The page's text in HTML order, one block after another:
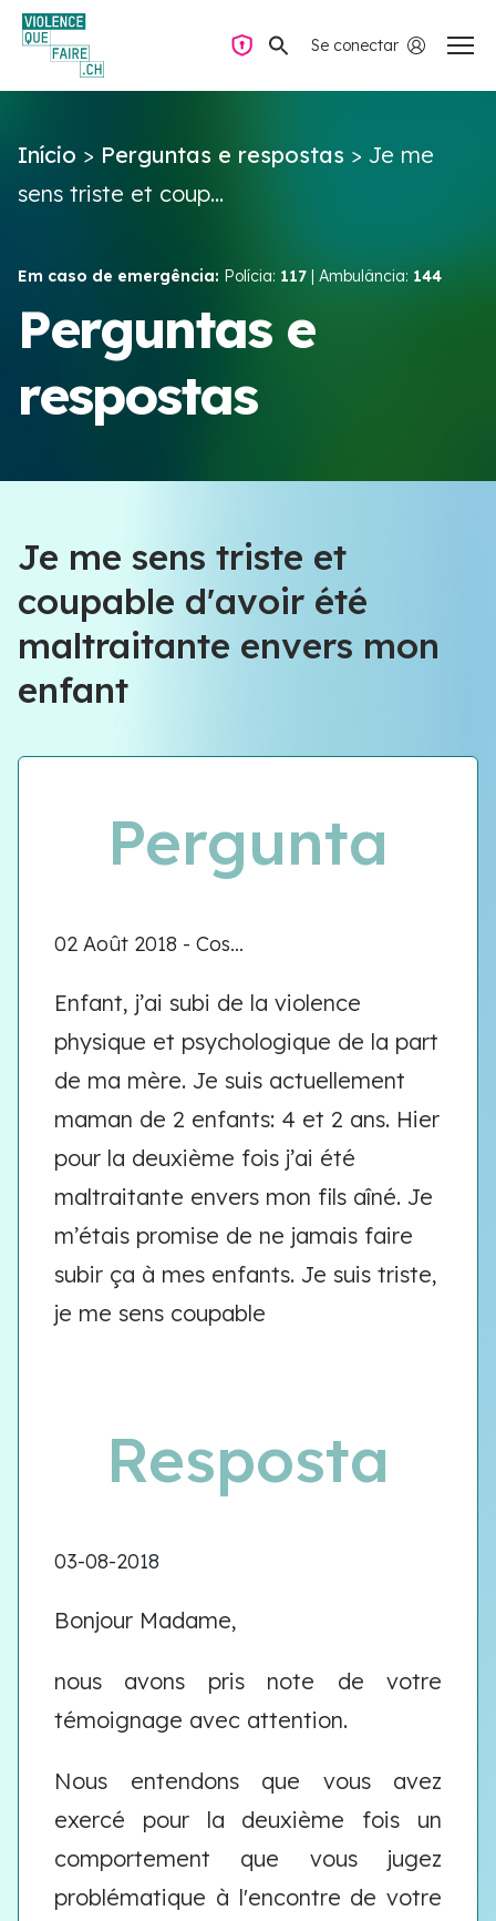
Se conectar
Perguntas e respostas
Violência no casal
Recursos e campanhas
Équipe VIOLENCE QUE FAIRE
Meet our team
Navegação privada
Início > Perguntas e respostas > Je me
sens triste et coup...
Em caso de emergência: Polícia: 117 | Ambulância: 144
Perguntas e
respostas
Je me sens triste et
coupable d'avoir été
maltraitante envers mon
enfant
Pergunta
02 Août 2018 - Cos...
Enfant, j’ai subi de la violence
physique et psychologique de la part
de ma mère. Je suis actuellement
maman de 2 enfants: 4 et 2 ans. Hier
pour la deuxième fois j’ai été
maltraitante envers mon fils aîné. Je
m’étais promise de ne jamais faire
subir ça à mes enfants. Je suis triste,
je me sens coupable
Resposta
03-08-2018
Bonjour Madame,
nous avons pris note de votre
témoignage avec attention.
Nous entendons que vous avez
exercé pour la deuxième fois un
comportement que vous jugez
problématique à l'encontre de votre